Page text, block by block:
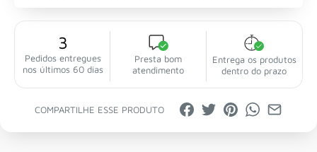
3
Pedidos entregues
nos últimos 60 dias
Presta bom
atendimento
Entrega os produtos
dentro do prazo
COMPARTILHE ESSE PRODUTO